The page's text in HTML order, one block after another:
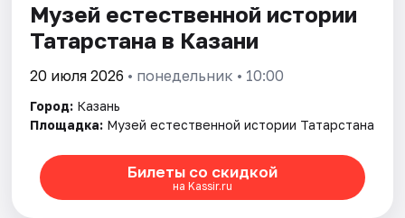
Музей естественной истории
Татарстана в Казани
20 июля 2026 • понедельник • 10:00
Город: Казань
Площадка: Музей естественной истории Татарстана
Билеты со скидкой
на Kassir.ru